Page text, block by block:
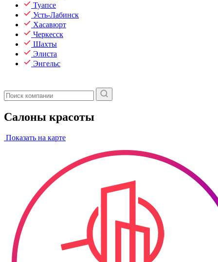
Туапсе
Усть-Лабинск
Хасавюрт
Черкесск
Шахты
Элиста
Энгельс
Салоны красоты
Показать на карте